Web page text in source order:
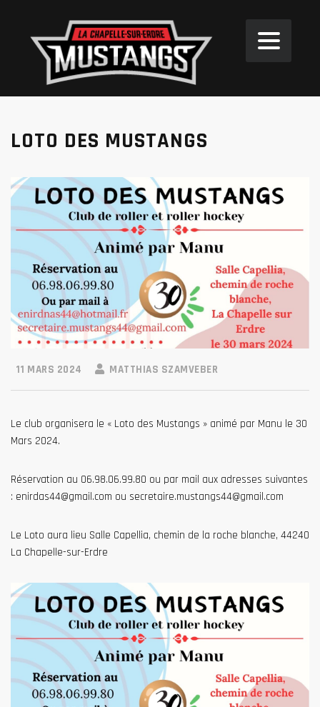
LOTO DES MUSTANGS
11 MARS 2024 MATTHIAS SZAMVEBER
Le club organisera le « Loto des Mustangs » animé par Manu le 30
Mars 2024.
Réservation au 06.98.06.99.80 ou par mail aux adresses suivantes
: enirdas44@gmail.com ou secretaire.mustangs44@gmail.com
Le Loto aura lieu Salle Capellia, chemin de la roche blanche, 44240
La Chapelle-sur-Erdre